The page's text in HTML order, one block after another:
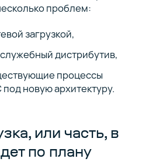
проблем:
загрузкой,
дистрибутив,
процессы
новую архитектуру.
или часть, в
по плану